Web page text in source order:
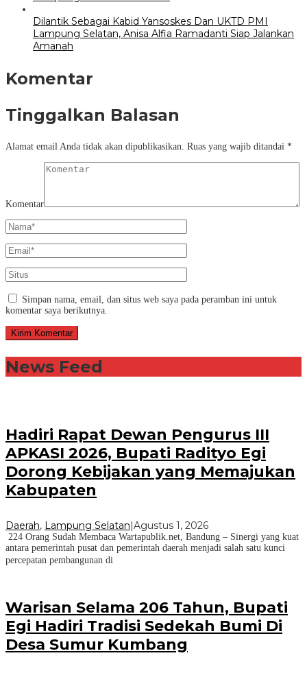
Dilantik Sebagai Kabid Yansoskes Dan UKTD PMI
Lampung Selatan, Anisa Alfia Ramadanti Siap Jalankan
Amanah
Komentar
Tinggalkan Balasan
Alamat email Anda tidak akan dipublikasikan. Ruas yang wajib ditandai *
Komentar
Simpan nama, email, dan situs web saya pada peramban ini untuk
komentar saya berikutnya.
News Feed
Hadiri Rapat Dewan Pengurus III
APKASI 2026, Bupati Radityo Egi
Dorong Kebijakan yang Memajukan
Kabupaten
Daerah, Lampung Selatan|Agustus 1, 2026
224 Orang Sudah Membaca Wartapublik.net, Bandung – Sinergi yang kuat
antara pemerintah pusat dan pemerintah daerah menjadi salah satu kunci
percepatan pembangunan di
Warisan Selama 206 Tahun, Bupati
Egi Hadiri Tradisi Sedekah Bumi Di
Desa Sumur Kumbang